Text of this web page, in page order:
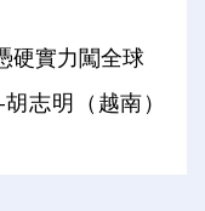
硬實力闖全球
志明（越南）